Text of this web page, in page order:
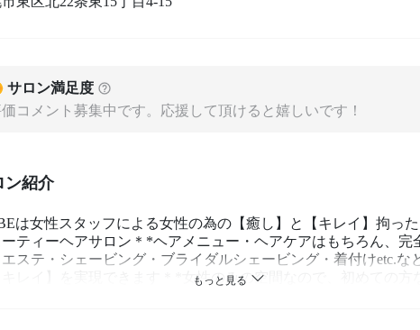
サロン満足度
コメント募集中です。応援して頂けると嬉しいです！
ン紹介
は女性スタッフによる女性の為の【癒し】と【キレイ】拘っ
ーティーヘアサロン＊*ヘアメニュー・ヘアケアはもちろん、完
エステ・シェービング・ブライダルシェービング・着付けetc.な
キレイ】を実現できます＊*女性のみの空間なので、初めての方